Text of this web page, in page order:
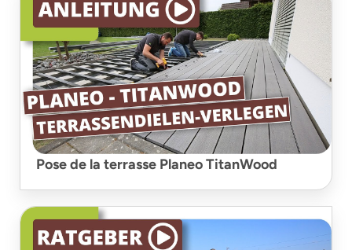
Pose de la terrasse Planeo TitanWood